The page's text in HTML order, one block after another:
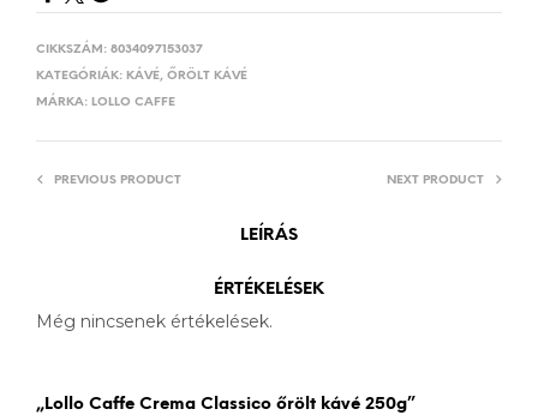
CIKKSZÁM: 8034097153037
KATEGÓRIÁK: KÁVÉ, ŐRÖLT KÁVÉ
MÁRKA: LOLLO CAFFE
PREVIOUS PRODUCT NEXT PRODUCT
LEÍRÁS
ÉRTÉKELÉSEK
Még nincsenek értékelések.
„Lollo Caffe Crema Classico őrölt kávé 250g”